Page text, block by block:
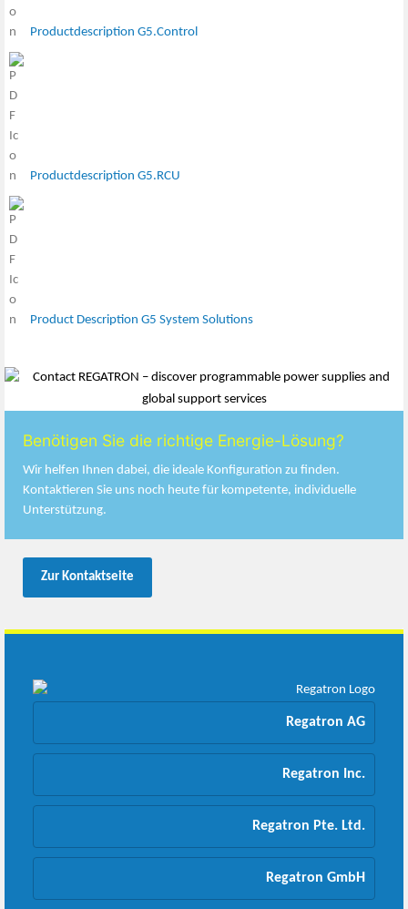
Productdescription G5.Control
Productdescription G5.RCU
Product Description G5 System Solutions
Benötigen Sie die richtige Energie-Lösung?
Wir helfen Ihnen dabei, die ideale Konfiguration zu finden.
Kontaktieren Sie uns noch heute für kompetente, individuelle
Unterstützung.
Zur Kontaktseite
Regatron AG
Regatron Inc.
Regatron Pte. Ltd.
Regatron GmbH